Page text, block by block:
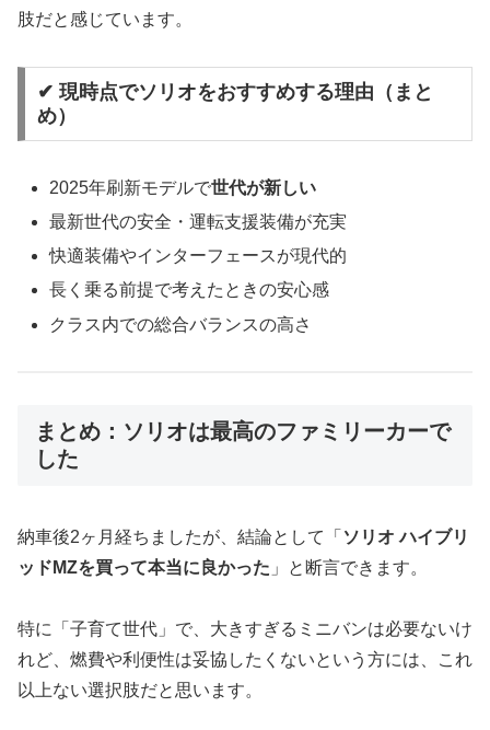
肢だと感じています。
✔ 現時点でソリオをおすすめする理由（まと
め）
2025年刷新モデルで世代が新しい
最新世代の安全・運転支援装備が充実
快適装備やインターフェースが現代的
長く乗る前提で考えたときの安心感
クラス内での総合バランスの高さ
まとめ：ソリオは最高のファミリーカーで
した
納車後2ヶ月経ちましたが、結論として「 ソリオ ハイブリ
ッドMZを買って本当に良かった 」と断言できます。
特に「子育て世代」で、大きすぎるミニバンは必要ないけ
れど、燃費や利便性は妥協したくないという方には、これ
以上ない選択肢だと思います。